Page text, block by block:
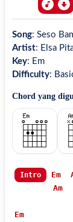
Song: Seso
Artist: Elsa
Key: Em
Difficulty:
Chord yang
Intro Em
Am
Em